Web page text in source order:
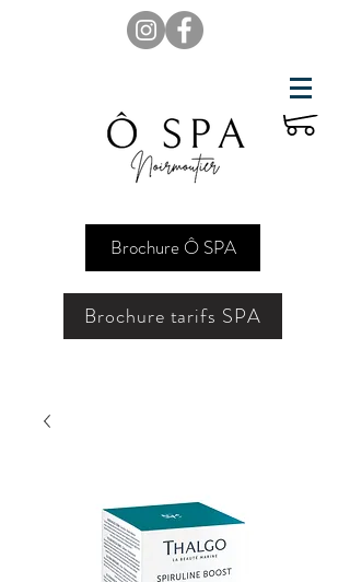
Brochure Ô SPA
Brochure tarifs SPA